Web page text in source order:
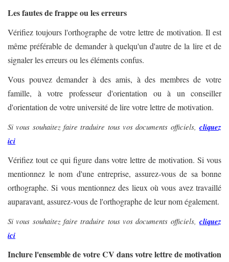
Les fautes de frappe ou les erreurs
Vérifiez toujours l'orthographe de votre lettre de motivation. Il est
même préférable de demander à quelqu'un d'autre de la lire et de
signaler les erreurs ou les éléments confus.
Vous pouvez demander à des amis, à des membres de votre
famille, à votre professeur d'orientation ou à un conseiller
d'orientation de votre université de lire votre lettre de motivation.
Si vous souhaitez faire traduire tous vos documents officiels, cliquez
ici
Vérifiez tout ce qui figure dans votre lettre de motivation. Si vous
mentionnez le nom d'une entreprise, assurez-vous de sa bonne
orthographe. Si vous mentionnez des lieux où vous avez travaillé
auparavant, assurez-vous de l'orthographe de leur nom également.
Si vous souhaitez faire traduire tous vos documents officiels, cliquez
ici
Inclure l'ensemble de votre CV dans votre lettre de motivation